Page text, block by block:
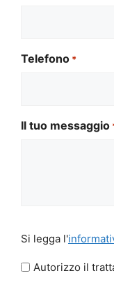
Telefono *
Il tuo messaggio
legga
l'informativa
Si legga l'
Autorizzo il